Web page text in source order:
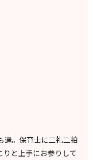
達。保育士に二礼二拍
りと上手にお参りして